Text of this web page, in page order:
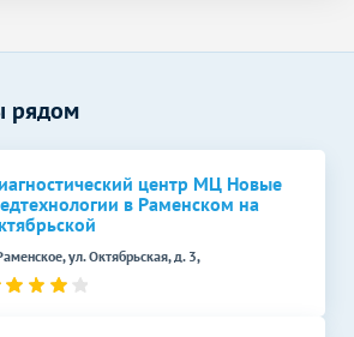
рядом
центр МЦ Новые
в Раменском на
ул. Октябрьская, д. 3,